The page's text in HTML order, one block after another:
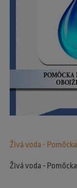
Živá voda - Pomôcka
Živá voda - Pomôcka